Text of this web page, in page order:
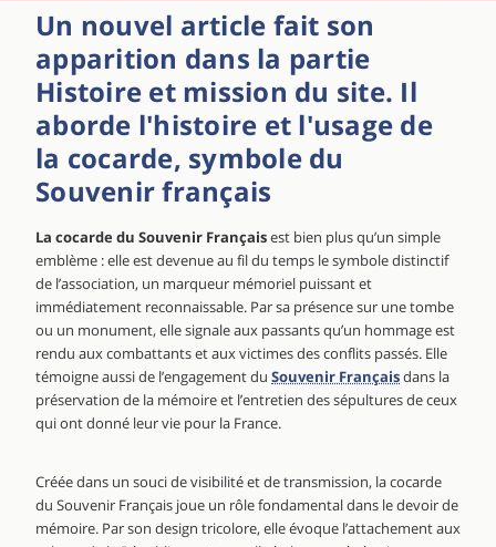
Un nouvel article fait son
apparition dans la partie
Histoire et mission du site. Il
aborde l'histoire et l'usage de
la cocarde, symbole du
Souvenir français
La cocarde du Souvenir Françaisest bien plus qu’un simple
emblème : elle est devenue au fil du temps le symbole distinctif
de l’association, un marqueur mémoriel puissant et
immédiatement reconnaissable. Par sa présence sur une tombe
ou un monument, elle signale aux passants qu’un hommage est
rendu aux combattants et aux victimes des conflits passés. Elle
témoigne aussi de l’engagement du Souvenir Françaisdans la
préservation de la mémoire et l’entretien des sépultures de ceux
qui ont donné leur vie pour la France.
Créée dans un souci de visibilité et de transmission, la cocarde
du Souvenir Français joue un rôle fondamental dans le devoir de
mémoire. Par son design tricolore, elle évoque l’attachement aux